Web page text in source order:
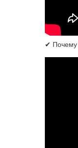
✔ Почему